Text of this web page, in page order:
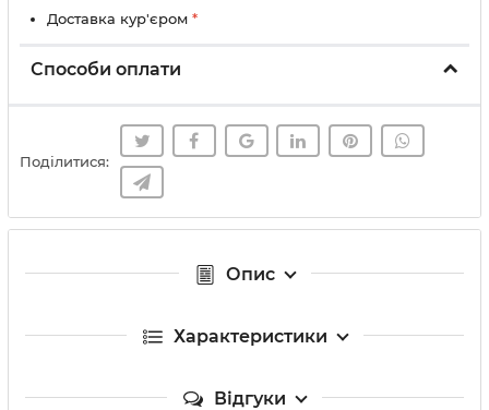
Доставка кур'єром *
Способи оплати
Поділитися:
Опис
Характеристики
Відгуки